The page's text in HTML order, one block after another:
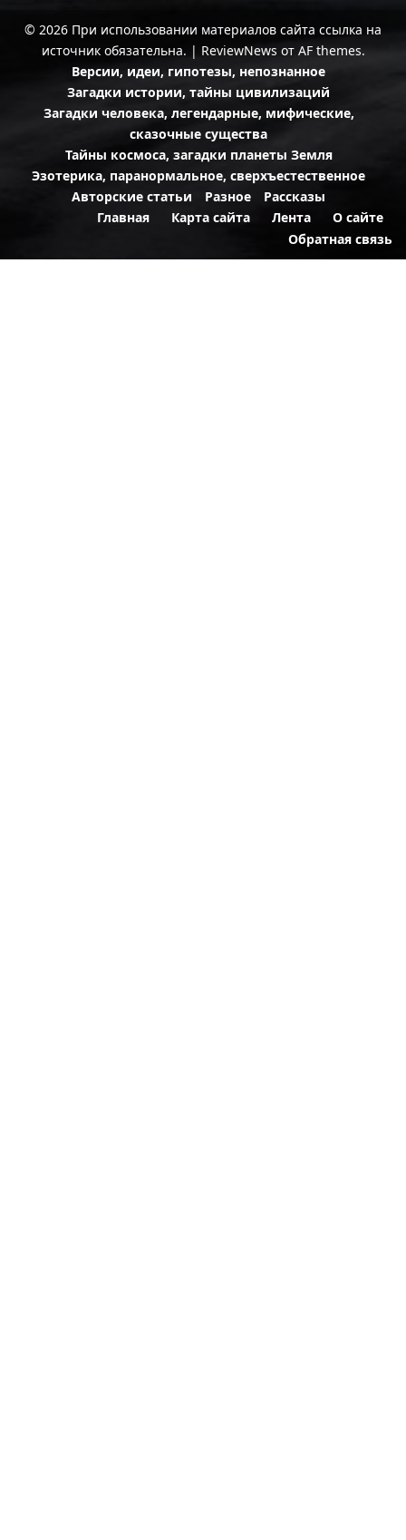
© 2026 При использовании материалов сайта ссылка на
источник обязательна. | ReviewNews от AF themes.
Версии, идеи, гипотезы, непознанное
Загадки истории, тайны цивилизаций
Загадки человека, легендарные, мифические,
сказочные существа
Тайны космоса, загадки планеты Земля
Эзотерика, паранормальное, сверхъестественное
Авторские статьи
Разное
Рассказы
Главная
Карта сайта Лента
О сайте
Обратная связь